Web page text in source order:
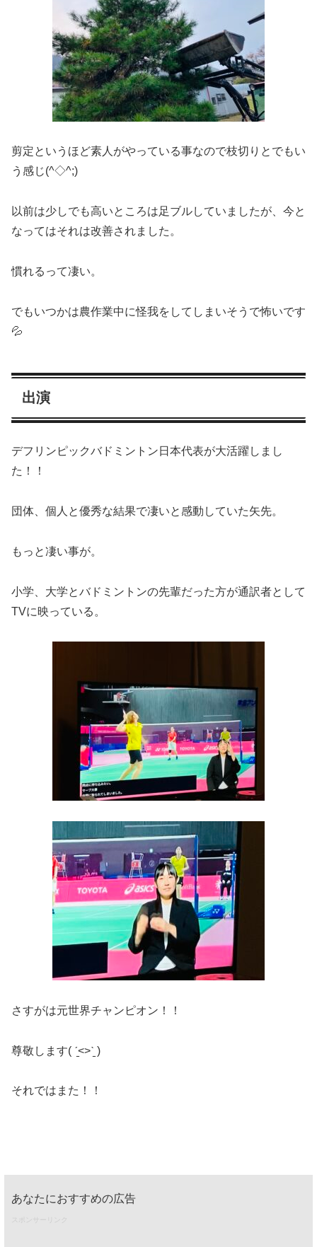
剪定というほど素人がやっている事なので枝切りとでもい
う感じ(^◇^;)
以前は少しでも高いところは足ブルしていましたが、今と
なってはそれは改善されました。
慣れるって凄い。
でもいつかは農作業中に怪我をしてしまいそうで怖いです
💦
出演
デフリンピックバドミントン日本代表が大活躍しまし
た！！
団体、個人と優秀な結果で凄いと感動していた矢先。
もっと凄い事が。
小学、大学とバドミントンの先輩だった方が通訳者として
TVに映っている。
さすがは元世界チャンピオン！！
尊敬します( ˊ̱˂˃ˋ̱ )
それではまた！！
あなたにおすすめの広告